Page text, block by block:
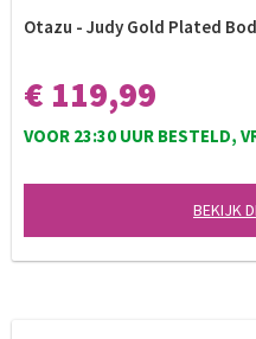
Otazu - Judy Gold Plated
€ 119,99
VOOR 23:30 UUR BESTELD,
BEKIJK